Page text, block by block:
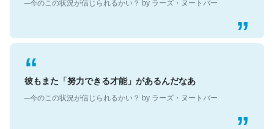
彼もまた「努力できる才能」があるんだなあ